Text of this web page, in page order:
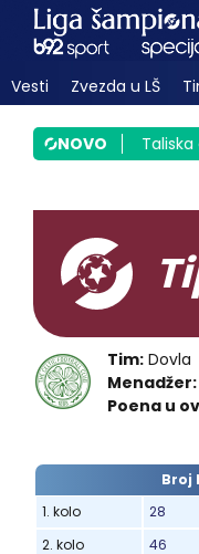
Vesti Zvezda u LŠ
NOVO
ne posustaju| Taliska
Tim: Dovla
Menadžer:
Poena u
Broj
1. kolo
28
2. kolo
46